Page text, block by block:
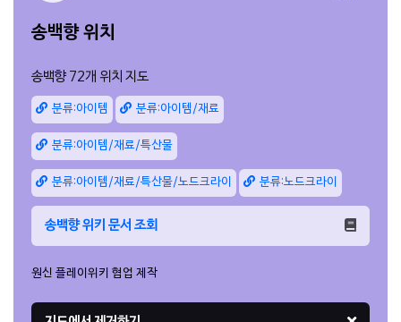
송백향 위치
분류:아이템 분류:아이템/재료
분류:아이템/재료/특산물
분류:아이템/재료/특산물/노드크라이 분류:노드크라이
송백향 위키 문서 조회
원신 플레이위키 협업 제작